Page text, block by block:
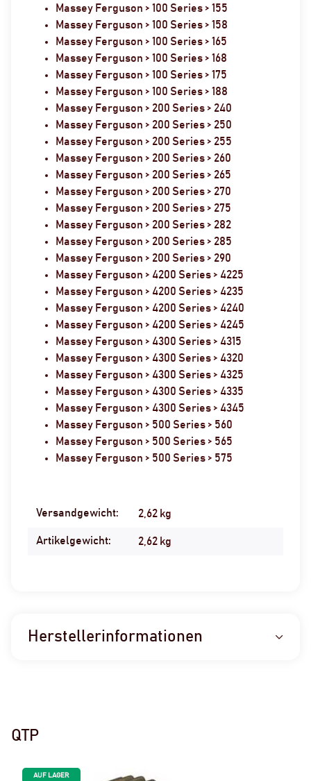
Massey Ferguson > 100 Series > 155
Massey Ferguson > 100 Series > 158
Massey Ferguson > 100 Series > 165
Massey Ferguson > 100 Series > 168
Massey Ferguson > 100 Series > 175
Massey Ferguson > 100 Series > 188
Massey Ferguson > 200 Series > 240
Massey Ferguson > 200 Series > 250
Massey Ferguson > 200 Series > 255
Massey Ferguson > 200 Series > 260
Massey Ferguson > 200 Series > 265
Massey Ferguson > 200 Series > 270
Massey Ferguson > 200 Series > 275
Massey Ferguson > 200 Series > 282
Massey Ferguson > 200 Series > 285
Massey Ferguson > 200 Series > 290
Massey Ferguson > 4200 Series > 4225
Massey Ferguson > 4200 Series > 4235
Massey Ferguson > 4200 Series > 4240
Massey Ferguson > 4200 Series > 4245
Massey Ferguson > 4300 Series > 4315
Massey Ferguson > 4300 Series > 4320
Massey Ferguson > 4300 Series > 4325
Massey Ferguson > 4300 Series > 4335
Massey Ferguson > 4300 Series > 4345
Massey Ferguson > 500 Series > 560
Massey Ferguson > 500 Series > 565
Massey Ferguson > 500 Series > 575
Produkteigenschaft
Wert
Versandgewicht: 2,62 kg
Artikelgewicht: 2,62 kg
Herstellerinformationen
QTP
AUF LAGER